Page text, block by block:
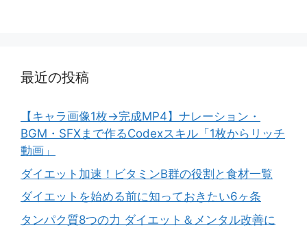
最近の投稿
【キャラ画像1枚→完成MP4】ナレーション・
BGM・SFXまで作るCodexスキル「1枚からリッチ
動画」
ダイエット加速！ビタミンB群の役割と食材一覧
ダイエットを始める前に知っておきたい6ヶ条
タンパク質8つの力 ダイエット＆メンタル改善に